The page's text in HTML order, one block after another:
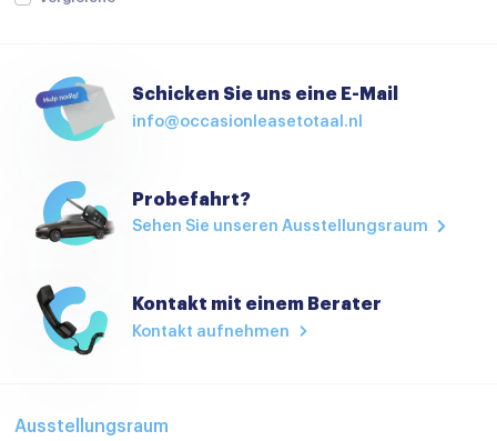
Airco
Airco (automatisch)
Airco separaat achter
Aluminium interieur afwerking
Armsteun achter
Armsteun voor
Binnenspiegel automatisch dimmend
Schicken Sie uns eine E-Mail
info@occasionleasetotaal.nl
Probefahrt?
Sehen Sie unseren Ausstellungsraum
Kontakt mit einem Berater
Kontakt aufnehmen
Ausstellungsraum